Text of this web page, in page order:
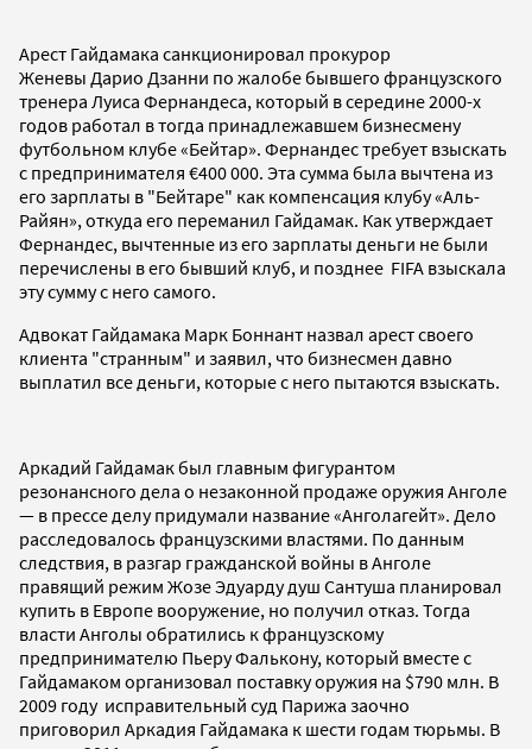
Арест Гайдамака санкционировал прокурор
Женевы Дарио Дзанни по жалобе бывшего французского
тренера Луиса Фернандеса, который в середине 2000-х
годов работал в тогда принадлежавшем бизнесмену
футбольном клубе «Бейтар». Фернандес требует взыскать
с предпринимателя €400 000. Эта сумма была вычтена из
его зарплаты в "Бейтаре" как компенсация клубу «Аль-
Райян», откуда его переманил Гайдамак. Как утверждает
Фернандес, вычтенные из его зарплаты деньги не были
перечислены в его бывший клуб, и позднее FIFA взыскала
эту сумму с него самого.
Адвокат Гайдамака Марк Боннант назвал арест своего
клиента "странным" и заявил, что бизнесмен давно
выплатил все деньги, которые с него пытаются взыскать.
Аркадий Гайдамак был главным фигурантом
резонансного дела о незаконной продаже оружия Анголе
— в прессе делу придумали название «Анголагейт». Дело
расследовалось французскими властями. По данным
следствия, в разгар гражданской войны в Анголе
правящий режим Жозе Эдуарду душ Сантуша планировал
купить в Европе вооружение, но получил отказ. Тогда
власти Анголы обратились к французскому
предпринимателю Пьеру Фалькону, который вместе с
Гайдамаком организовал поставку оружия на $790 млн. В
2009 году исправительный суд Парижа заочно
приговорил Аркадия Гайдамака к шести годам тюрьмы. В